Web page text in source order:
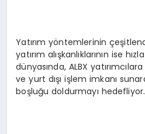
Yatırım yöntemlerinin
yatırım alışkanlıklarının ise
dünyasında, ALBX
ve yurt dışı işlem imkanı
boşluğu doldurmayı hedefliyor.